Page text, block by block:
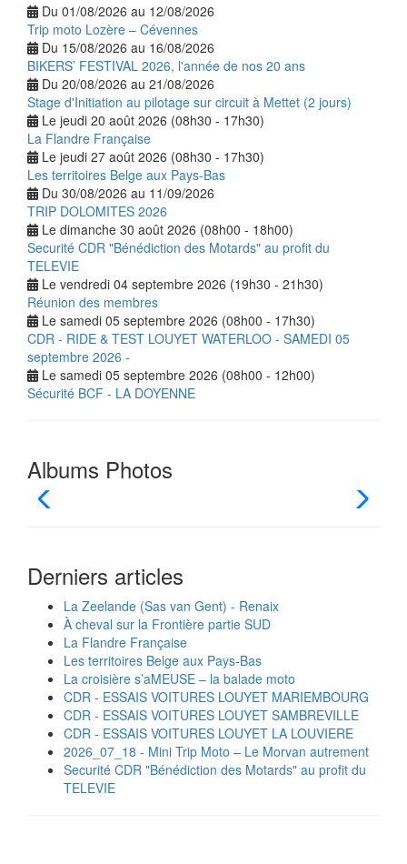
Du 01/08/2026 au 12/08/2026
Trip moto Lozère – Cévennes
Du 15/08/2026 au 16/08/2026
BIKERS’ FESTIVAL 2026, l'année de nos 20 ans
Du 20/08/2026 au 21/08/2026
Stage d'Initiation au pilotage sur circuit à Mettet (2 jours)
Le jeudi 20 août 2026 (08h30 - 17h30)
La Flandre Française
Le jeudi 27 août 2026 (08h30 - 17h30)
Les territoires Belge aux Pays-Bas
Du 30/08/2026 au 11/09/2026
TRIP DOLOMITES 2026
Le dimanche 30 août 2026 (08h00 - 18h00)
Securité CDR "Bénédiction des Motards" au profit du
TELEVIE
Le vendredi 04 septembre 2026 (19h30 - 21h30)
Réunion des membres
Le samedi 05 septembre 2026 (08h00 - 17h30)
CDR - RIDE & TEST LOUYET WATERLOO - SAMEDI 05
septembre 2026 -
Le samedi 05 septembre 2026 (08h00 - 12h00)
Sécurité BCF - LA DOYENNE
Albums Photos
Derniers articles
La Zeelande (Sas van Gent) - Renaix
À cheval sur la Frontière partie SUD
La Flandre Française
Les territoires Belge aux Pays-Bas
La croisière s’aMEUSE – la balade moto
CDR - ESSAIS VOITURES LOUYET MARIEMBOURG
CDR - ESSAIS VOITURES LOUYET SAMBREVILLE
CDR - ESSAIS VOITURES LOUYET LA LOUVIERE
2026_07_18 - Mini Trip Moto – Le Morvan autrement
Securité CDR "Bénédiction des Motards" au profit du
TELEVIE